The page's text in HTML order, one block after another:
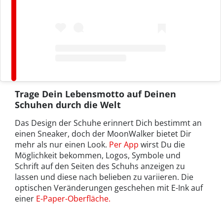
Trage Dein Lebensmotto auf Deinen
Schuhen durch die Welt
Das Design der Schuhe erinnert Dich bestimmt an
einen Sneaker, doch der MoonWalker bietet Dir
mehr als nur einen Look. Per App wirst Du die
Möglichkeit bekommen, Logos, Symbole und
Schrift auf den Seiten des Schuhs anzeigen zu
lassen und diese nach belieben zu variieren. Die
optischen Veränderungen geschehen mit E-Ink auf
einer E-Paper-Oberfläche.